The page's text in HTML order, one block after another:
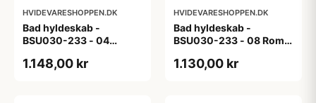
HVIDEVARESHOPPEN.DK
Bad hyldeskab -
BSU030-233 - 04
1.148,00 kr
HVIDEVARESHOPPEN.DK
Bad hyldeskab -
BSU030-233 - 08 Roma
1.130,00 kr